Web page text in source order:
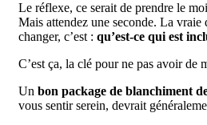
Le réflexe, ce serait de prendre le
Mais attendez une seconde. La
changer, c’est : qu’est-ce qui est
C’est ça, la clé pour ne pas avoir de
Un bon package de blanchiment
vous sentir serein, devrait